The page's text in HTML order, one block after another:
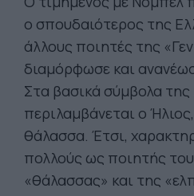
ο σπουδαιότερος της
άλλους ποιητές της
διαμόρφωσε και
Στα βασικά σύμβολα
περιλαμβάνεται ο
θάλασσα. Έτσι,
πολλούς ως ποιητής
«θάλασσας» και της